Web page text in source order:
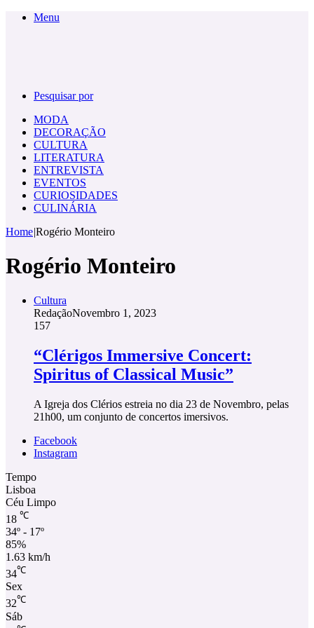
Menu
Pesquisar por
MODA
DECORAÇÃO
CULTURA
LITERATURA
ENTREVISTA
EVENTOS
CURIOSIDADES
CULINÁRIA
Home|Rogério Monteiro
Rogério Monteiro
Cultura
RedaçãoNovembro 1, 2023
157
“Clérigos Immersive Concert:
Spiritus of Classical Music”
A Igreja dos Clérios estreia no dia 23 de Novembro, pelas
21h00, um conjunto de concertos imersivos.
Facebook
Instagram
Tempo
Lisboa
Céu Limpo
18 ℃
34º - 17º
85%
1.63 km/h
34℃
Sex
32℃
Sáb